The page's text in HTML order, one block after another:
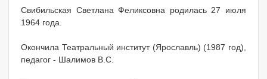
Свибильская Светлана Феликсовна родилась 27 июля
1964 года.
Окончила Театральный институт (Ярославль) (1987 год),
педагог - Шалимов В.С.